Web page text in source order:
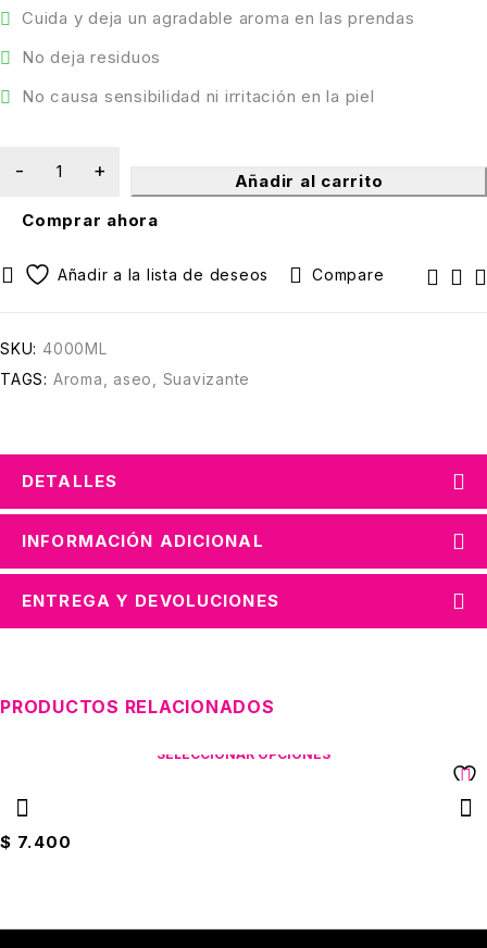
Cuida y deja un agradable aroma en las prendas
No deja residuos
No causa sensibilidad ni irritación en la piel
Añadir al carrito
Comprar ahora
Compare
SKU: 4000ML
TAGS: Aroma aseo Suavizante
DETALLES
INFORMACIÓN ADICIONAL
ENTREGA Y DEVOLUCIONES
PRODUCTOS RELACIONADOS
SELECCIONAR OPCIONES
Limpia Pisos 2000ML Fantástico
$ 7.400